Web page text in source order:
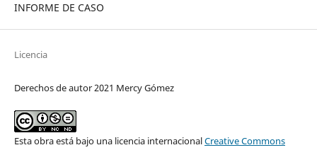
INFORME DE CASO
Licencia
Derechos de autor 2021 Mercy Gómez
Esta obra está bajo una licencia internacionalCreative Commons